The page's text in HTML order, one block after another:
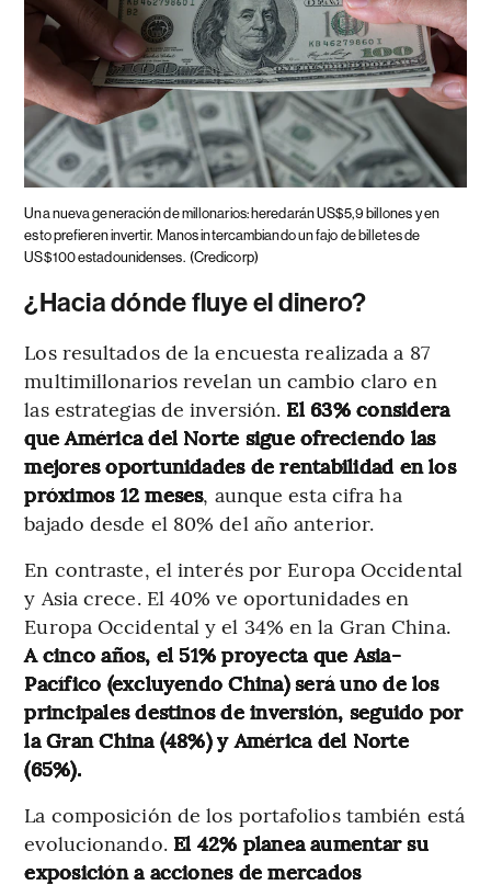
Una nueva generación de millonarios: heredarán US$5,9 billones y en
esto prefieren invertir. Manos intercambiando un fajo de billetes de
US$100 estadounidenses. (Credicorp)
¿Hacia dónde fluye el dinero?
Los resultados de la encuesta realizada a 87
multimillonarios revelan un cambio claro en
las estrategias de inversión. El 63% considera
que América del Norte sigue ofreciendo las
mejores oportunidades de rentabilidad en los
próximos 12 meses, aunque esta cifra ha
bajado desde el 80% del año anterior.
En contraste, el interés por Europa Occidental
y Asia crece. El 40% ve oportunidades en
Europa Occidental y el 34% en la Gran China.
A cinco años, el 51% proyecta que Asia-
Pacífico (excluyendo China) será uno de los
principales destinos de inversión, seguido por
la Gran China (48%) y América del Norte
(65%).
La composición de los portafolios también está
evolucionando. El 42% planea aumentar su
exposición a acciones de mercados